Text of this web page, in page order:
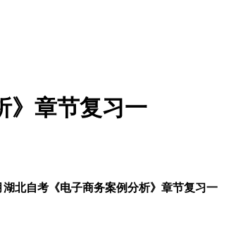
》章节复习一
湖北自考《电子商务案例分析》章节复习一